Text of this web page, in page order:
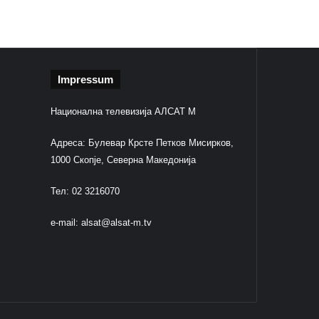
Impressum
Национална телевизија АЛСАТ М
Адреса: Булевар Крсте Петков Мисирков,
1000 Скопје, Северна Македонија
Тел: 02 3216070
e-mail: alsat@alsat-m.tv